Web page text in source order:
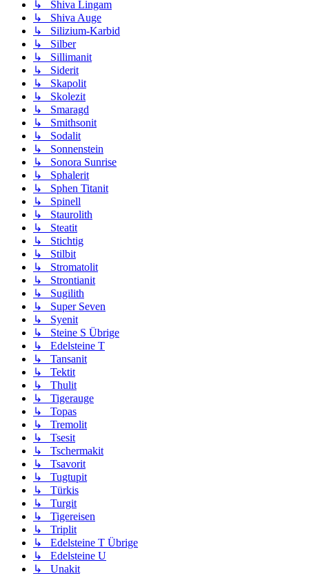
↳ Shiva Lingam
↳ Shiva Auge
↳ Silizium-Karbid
↳ Silber
↳ Sillimanit
↳ Siderit
↳ Skapolit
↳ Skolezit
↳ Smaragd
↳ Smithsonit
↳ Sodalit
↳ Sonnenstein
↳ Sonora Sunrise
↳ Sphalerit
↳ Sphen Titanit
↳ Spinell
↳ Staurolith
↳ Steatit
↳ Stichtig
↳ Stilbit
↳ Stromatolit
↳ Strontianit
↳ Sugilith
↳ Super Seven
↳ Syenit
↳ Steine S Übrige
↳ Edelsteine T
↳ Tansanit
↳ Tektit
↳ Thulit
↳ Tigerauge
↳ Topas
↳ Tremolit
↳ Tsesit
↳ Tschermakit
↳ Tsavorit
↳ Tugtupit
↳ Türkis
↳ Turgit
↳ Tigereisen
↳ Triplit
↳ Edelsteine T Übrige
↳ Edelsteine U
↳ Unakit